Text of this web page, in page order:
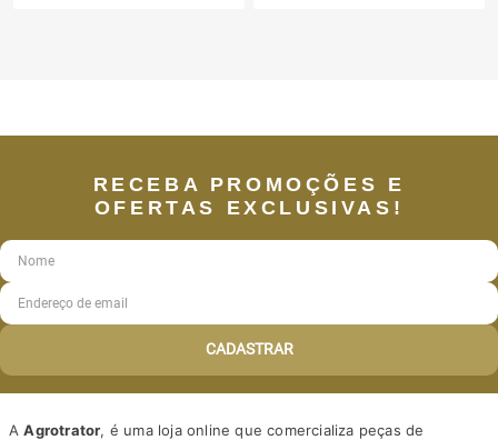
RECEBA PROMOÇÕES E
OFERTAS EXCLUSIVAS!
CADASTRAR
AAgrotrator, é uma loja online que comercializa peças de